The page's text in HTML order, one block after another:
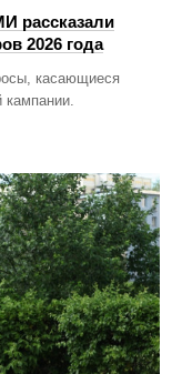
рассказали
2026 года
касающиеся
кампании.